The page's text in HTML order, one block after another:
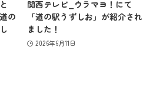
の
関西テレビ_ウラマヨ！にて
「道の駅うずしお」が紹介され
ました！
2026年6月11日